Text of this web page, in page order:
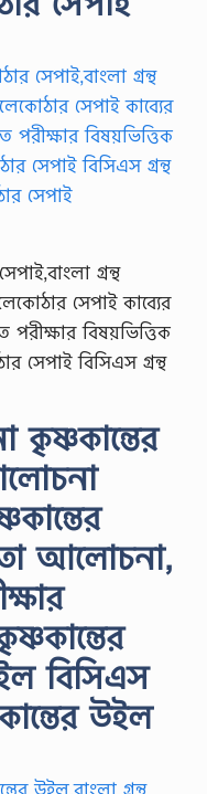
গ্রন্থ
সেপাই কাব্যের
বিষয়ভিত্তিক
সেপাই বিসিএস গ্রন্থ
কৃষ্ণকান্তের
আলোচনা,
বিসিএস
উইল